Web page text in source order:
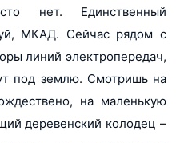
нет. Единственный
МКАД. Сейчас рядом с
линий электропередач,
под землю. Смотришь на
на маленькую
деревенский колодец –